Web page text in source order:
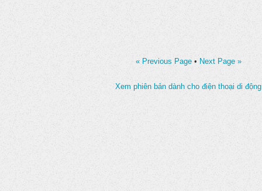
« Previous Page • Next Page »
Xem phiên bản dành cho điện thoại di động